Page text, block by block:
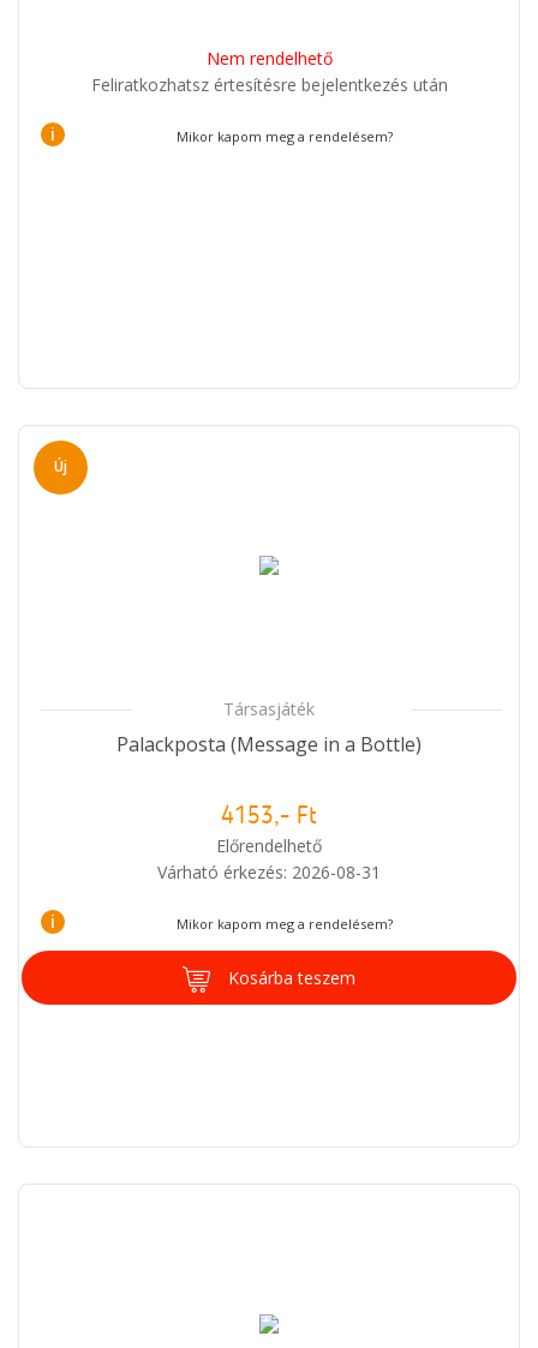
Nem rendelhető
Feliratkozhatsz értesítésre bejelentkezés után
i Mikor kapom meg a rendelésem?
Új
Társasjáték
Palackposta (Message in a Bottle)
4153,- Ft
Előrendelhető
Várható érkezés: 2026-08-31
i Mikor kapom meg a rendelésem?
Kosárba teszem